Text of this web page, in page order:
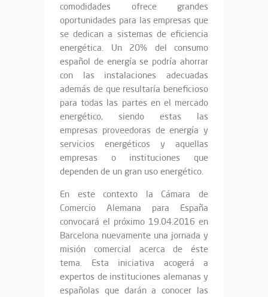
comodidades ofrece grandes
oportunidades para las empresas que
se dedican a sistemas de eficiencia
energética. Un 20% del consumo
español de energía se podría ahorrar
con las instalaciones adecuadas
además de que resultaría beneficioso
para todas las partes en el mercado
energético, siendo estas las
empresas proveedoras de energía y
servicios energéticos y aquellas
empresas o instituciones que
dependen de un gran uso energético.
En este contexto la Cámara de
Comercio Alemana para España
convocará el próximo 19.04.2016 en
Barcelona nuevamente una jornada y
misión comercial acerca de éste
tema. Esta iniciativa acogerá a
expertos de instituciones alemanas y
españolas que darán a conocer las